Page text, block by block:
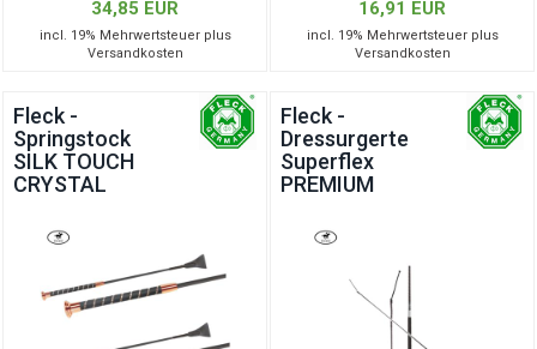
34,85 EUR
incl. 19% Mehrwertsteuer plus
Versandkosten
16,91 EUR
incl. 19% Mehrwertsteuer plus
Versandkosten
Fleck -
Springstock
SILK TOUCH
CRYSTAL
Fleck -
Dressurgerte
Superflex
PREMIUM